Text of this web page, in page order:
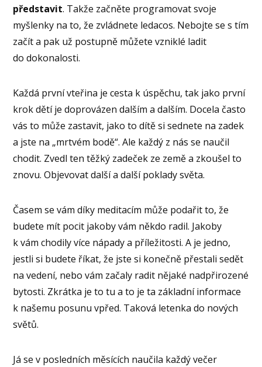
představit. Takže začněte programovat svoje
myšlenky na to, že zvládnete ledacos. Nebojte se s tím
začít a pak už postupně můžete vzniklé ladit
do dokonalosti.
Každá první vteřina je cesta k úspěchu, tak jako první
krok dětí je doprovázen dalším a dalším. Docela často
vás to může zastavit, jako to dítě si sednete na zadek
a jste na „mrtvém bodě“. Ale každý z nás se naučil
chodit. Zvedl ten těžký zadeček ze země a zkoušel to
znovu. Objevovat další a další poklady světa.
Časem se vám díky meditacím může podařit to, že
budete mít pocit jakoby vám někdo radil. Jakoby
k vám chodily více nápady a příležitosti. A je jedno,
jestli si budete říkat, že jste si konečně přestali sedět
na vedení, nebo vám začaly radit nějaké nadpřirozené
bytosti. Zkrátka je to tu a to je ta základní informace
k našemu posunu vpřed. Taková letenka do nových
světů.
Já se v posledních měsících naučila každý večer